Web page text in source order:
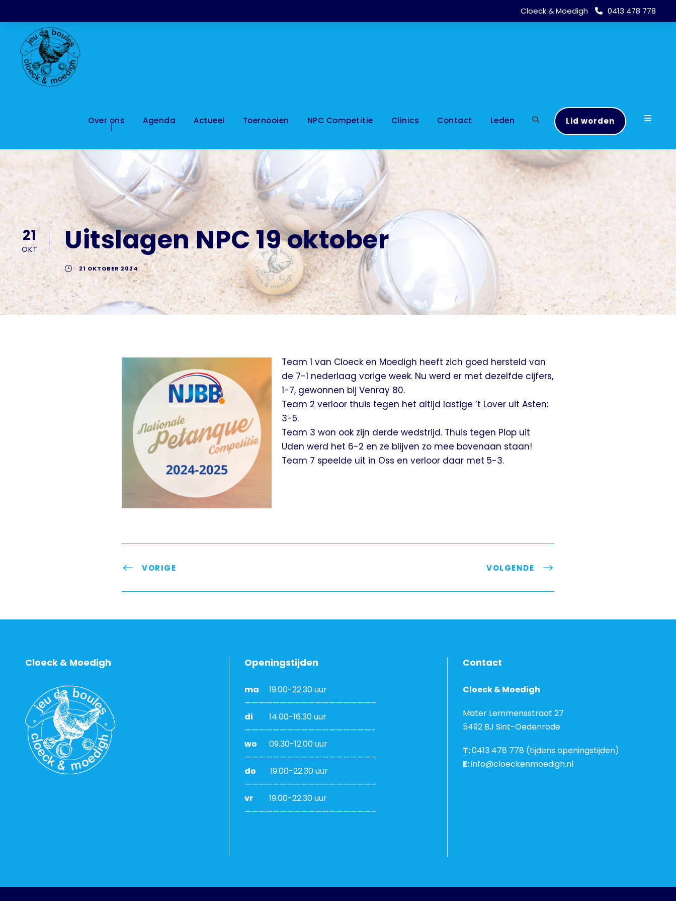
Cloeck & Moedigh 0413 478 778
Over ons Agenda Actueel Toernooien NPC Competitie Clinics Contact Leden Lid worden
21
OKT Uitslagen NPC 19 oktober
21 OKTOBER 2024
Team 1 van Cloeck en Moedigh heeft zich goed hersteld van
de 7-1 nederlaag vorige week. Nu werd er met dezelfde cijfers,
1-7, gewonnen bij Venray 80.
Team 2 verloor thuis tegen het altijd lastige ’t Lover uit Asten:
3-5.
Team 3 won ook zijn derde wedstrijd. Thuis tegen Plop uit
Uden werd het 6-2 en ze blijven zo mee bovenaan staan!
Team 7 speelde uit in Oss en verloor daar met 5-3.
VORIGE VOLGENDE
Cloeck & Moedigh Openingstijden
ma 19.00-22.30 uur
——————————————————–
di 14.00-16.30 uur
——————————————————-
wo 09.30-12.00 uur
——————————————————–
do 19.00-22.30 uur
——————————————————–
vr19.00-22.30 uur
——————————————————–
Contact
Cloeck & Moedigh
Mater Lemmensstraat 27
5492 BJ Sint-Oedenrode
T:0413 478 778 (tijdens openingstijden)
E:info@cloeckenmoedigh.nl